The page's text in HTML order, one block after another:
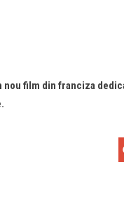
nou film din franciza